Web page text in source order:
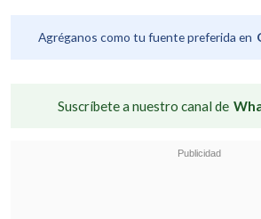
Agréganos como tu fuente preferida en
Suscríbete a nuestro canal de